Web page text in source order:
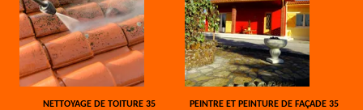
NETTOYAGE DE TOITURE 35 PEINTRE ET PEINTURE DE FAÇADE 35